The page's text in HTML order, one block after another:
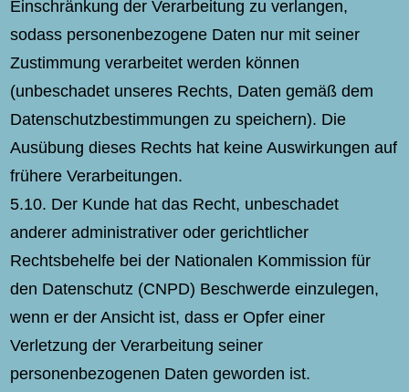
Einschränkung der Verarbeitung zu verlangen,
sodass personenbezogene Daten nur mit seiner
Zustimmung verarbeitet werden können
(unbeschadet unseres Rechts, Daten gemäß dem
Datenschutzbestimmungen zu speichern). Die
Ausübung dieses Rechts hat keine Auswirkungen auf
frühere Verarbeitungen.
5.10. Der Kunde hat das Recht, unbeschadet
anderer administrativer oder gerichtlicher
Rechtsbehelfe bei der Nationalen Kommission für
den Datenschutz (CNPD) Beschwerde einzulegen,
wenn er der Ansicht ist, dass er Opfer einer
Verletzung der Verarbeitung seiner
personenbezogenen Daten geworden ist.